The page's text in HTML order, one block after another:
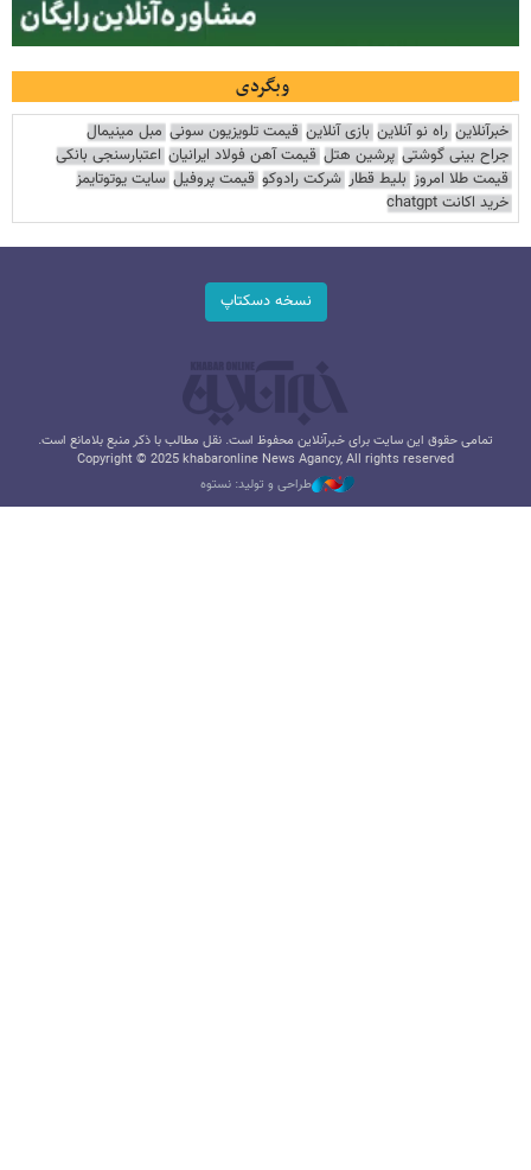
وبگردی
خبرآنلاین راه نو آنلاین بازی آنلاین قیمت تلویزیون سونی مبل مینیمال
جراح بینی گوشتی پرشین هتل قیمت آهن فولاد ایرانیان اعتبارسنجی بانکی
قیمت طلا امروز بلیط قطار شرکت رادوکو قیمت پروفیل سایت یوتوتایمز
خرید اکانت chatgpt
نسخه دسکتاپ
تمامی حقوق این سایت برای خبرآنلاین محفوظ است. نقل مطالب با ذکر منبع بلامانع است.
Copyright © 2025 khabaronline News Agancy, All rights reserved
طراحی و تولید: نستوه